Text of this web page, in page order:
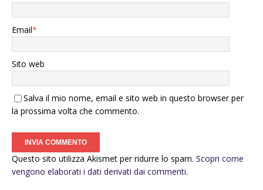
Email*
Sito web
Salva il mio nome, email e sito web in questo browser per
la prossima volta che commento.
Questo sito utilizza Akismet per ridurre lo spam. Scopri come
vengono elaborati i dati derivati dai commenti.